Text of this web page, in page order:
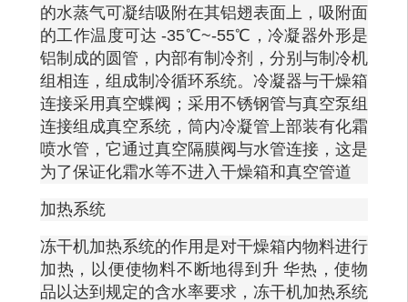
的水蒸气可凝结吸附在其铝翅表面上，吸附面
的工作温度可达 -35℃~-55℃，冷凝器外形是
铝制成的圆管，内部有制冷剂，分别与制冷机
组相连，组成制冷循环系统。冷凝器与干燥箱
连接采用真空蝶阀；采用不锈钢管与真空泵组
连接组成真空系统，筒内冷凝管上部装有化霜
喷水管，它通过真空隔膜阀与水管连接，这是
为了保证化霜水等不进入干燥箱和真空管道
加热系统
冻干机加热系统的作用是对干燥箱内物料进行
加热，以便使物料不断地得到升 华热，使物
品以达到规定的含水率要求，冻干机加热系统